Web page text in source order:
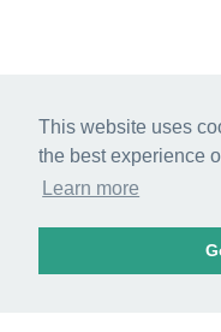
This website uses
the best experience
Learn more